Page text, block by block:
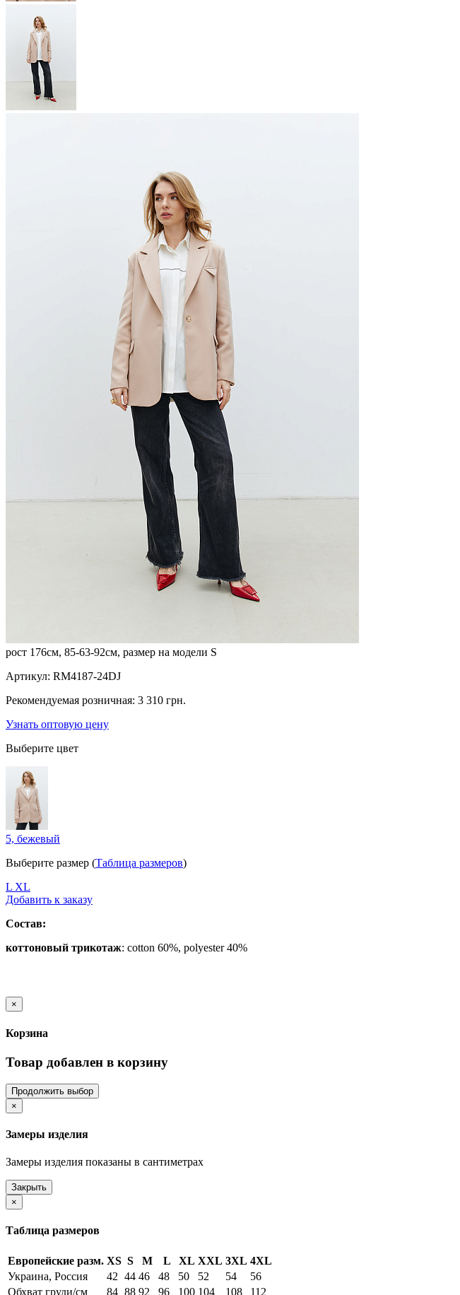
рост 176см, 85-63-92см, размер на модели S
Артикул: RM4187-24DJ
Рекомендуемая розничная: 3 310 грн.
Узнать оптовую цену
Выберите цвет
5, бежевый
Выберите размер (Таблица размеров)
L XL
Добавить к заказу
Состав:
коттоновый трикотаж: cotton 60%, polyester 40%
×
Корзина
Товар добавлен в корзину
Продолжить выбор
×
Замеры изделия
Замеры изделия показаны в сантиметрах
Закрыть
×
Таблица размеров
Европейские разм. XS S M L XL XXL 3XL 4XL
Украина, Россия
42 44 46 48 50 52 54
56
Обхват груди/см
84 88 92 96 100 104 108 112